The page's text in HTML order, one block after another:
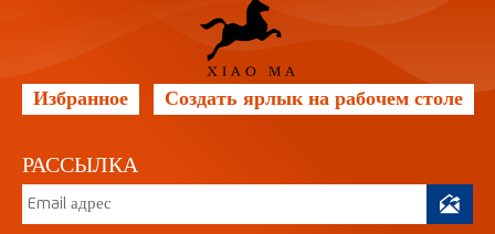
Избранное Создать ярлык на рабочем столе
РАССЫЛКА
